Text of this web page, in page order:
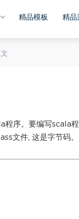
精品模板 精品
文
程序。要编写scala
文件, 这是字节码